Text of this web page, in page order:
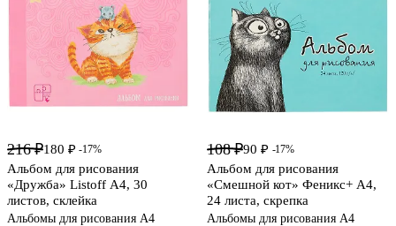
216 ₽180 ₽ -17%
Альбом для рисования
«Дружба» Listoff А4, 30
листов, склейка
Альбомы для рисования А4
108 ₽90 ₽ -17%
Альбом для рисования
«Смешной кот» Феникс+ А4,
24 листа, скрепка
Альбомы для рисования А4